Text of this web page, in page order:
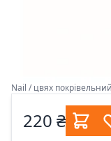
Nail / цвях
220 ₴